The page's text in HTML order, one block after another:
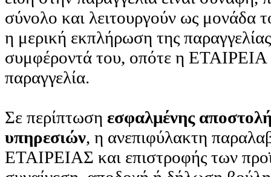
σύνολο και λειτουργούν ως μονάδα
η μερική εκπλήρωση της
συμφέροντά του, οπότε η ΕΤΑΙΡΕΙΑ
παραγγελία.
Σε περίπτωση εσφαλμένης
υπηρεσιών, η ανεπιφύλακτη
ΕΤΑΙΡΕΙΑΣ και επιστροφής των